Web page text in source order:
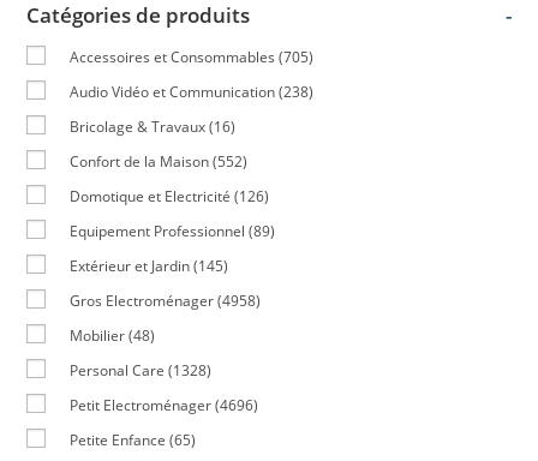
Catégories de produits -
Accessoires et Consommables (705)
Audio Vidéo et Communication (238)
Bricolage & Travaux (16)
Confort de la Maison (552)
Domotique et Electricité (126)
Equipement Professionnel (89)
Extérieur et Jardin (145)
Gros Electroménager (4958)
Mobilier (48)
Personal Care (1328)
Petit Electroménager (4696)
Petite Enfance (65)